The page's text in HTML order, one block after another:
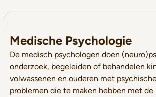
Medische Psychologie
De medisch psychologen doen
onderzoek, begeleiden of behandelen
volwassenen en ouderen met
problemen die te maken hebben met de